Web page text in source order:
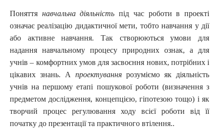
Поняття навчальна діяльність під час роботи в проекті
означає реалізацію дидактичної мети, тобто навчання у дії
або активне навчання. Так створюються умови для
надання навчальному процесу природних ознак, а для
учнів – комфортних умов для засвоєння нових, потрібних і
цікавих знань. А
проектування розуміємо як діяльність
учнів на першому етапі пошукової роботи (визначення з
предметом дослідження, концепцією, гіпотезою тощо) і як
творчий процес регулювання ходу всієї роботи від її
початку до презентації та практичного втілення..